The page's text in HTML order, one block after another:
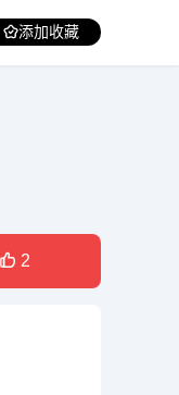
添加收藏
2